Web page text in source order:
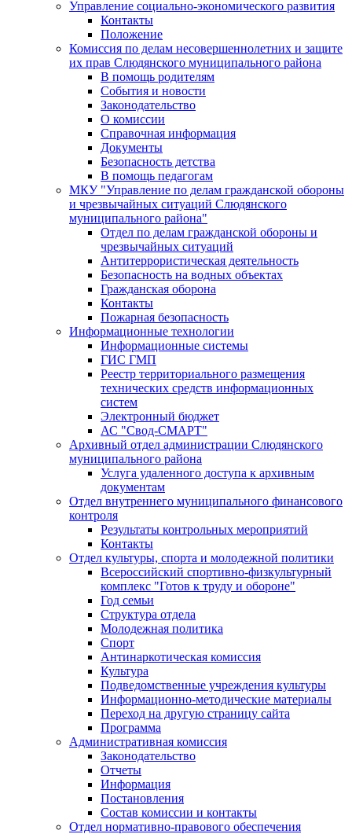
Управление социально-экономического развития
Контакты
Положение
Комиссия по делам несовершеннолетних и защите
их прав Слюдянского муниципального района
В помощь родителям
События и новости
Законодательство
О комиссии
Справочная информация
Документы
Безопасность детства
В помощь педагогам
МКУ "Управление по делам гражданской обороны
и чрезвычайных ситуаций Слюдянского
муниципального района"
Отдел по делам гражданской обороны и
чрезвычайных ситуаций
Антитеррористическая деятельность
Безопасность на водных объектах
Гражданская оборона
Контакты
Пожарная безопасность
Информационные технологии
Информационные системы
ГИС ГМП
Реестр территориального размещения
технических средств информационных
систем
Электронный бюджет
АС "Свод-СМАРТ"
Архивный отдел администрации Слюдянского
муниципального района
Услуга удаленного доступа к архивным
документам
Отдел внутреннего муниципального финансового
контроля
Результаты контрольных мероприятий
Контакты
Отдел культуры, спорта и молодежной политики
Всероссийский спортивно-физкультурный
комплекс "Готов к труду и обороне"
Год семьи
Структура отдела
Молодежная политика
Спорт
Антинаркотическая комиссия
Культура
Подведомственные учреждения культуры
Информационно-методические материалы
Переход на другую страницу сайта
Программа
Административная комиссия
Законодательство
Отчеты
Информация
Постановления
Состав комиссии и контакты
Отдел нормативно-правового обеспечения